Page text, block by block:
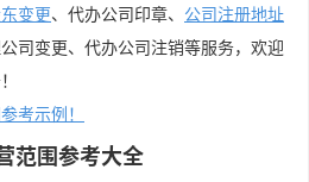
变更、代办公司印章、 公司注册地址
司变更、代办公司注销等服务，欢迎
考示例！
范围参考大全